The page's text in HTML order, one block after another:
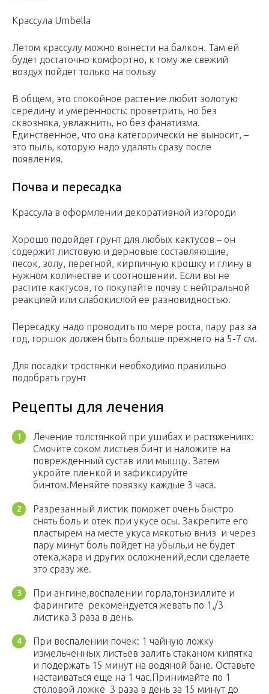
Крассула Umbella
Летом крассулу можно вынести на балкон. Там ей
будет достаточно комфортно, к тому же свежий
воздух пойдет только на пользу
В общем, это спокойное растение любит золотую
середину и умеренность: проветрить, но без
сквозняка, увлажнить, но без фанатизма.
Единственное, что она категорически не выносит, –
это пыль, которую надо удалять сразу после
появления.
Почва и пересадка
Крассула в оформлении декоративной изгороди
Хорошо подойдет грунт для любых кактусов – он
содержит листовую и дерновые составляющие,
песок, золу, перегной, кирпичную крошку и глину в
нужном количестве и соотношении. Если вы не
растите кактусов, то покупайте почву с нейтральной
реакцией или слабокислой ее разновидностью.
Пересадку надо проводить по мере роста, пару раз за
год, горшок должен быть больше прежнего на 5-7 см.
Для посадки тростянки необходимо правильно
подобрать грунт
Рецепты для лечения
Лечение толстянкой при ушибах и растяжениях:
Смочите соком листьев бинт и наложите на
поврежденный сустав или мышцу. Затем
укройте пленкой и зафиксируйте
бинтом.Меняйте повязку каждые 3 часа.
Разрезанный листик поможет очень быстро
снять боль и отек при укусе осы. Закрепите его
пластырем на месте укуса мякотью вниз и через
пару минут боль пойдет на убыль,и не будет
отека,жара и других осложнений,если сделаете
это сразу же.
При ангине,воспалении горла,тонзиллите и
фарингите рекомендуется жевать по 1,/3
листика 3 раза в день.
При воспалении почек: 1 чайную ложку
измельченных листьев залить стаканом кипятка
и подержать 15 минут на водяной бане. Оставьте
настаиваться еще на 1 час.Принимайте по 1
столовой ложке 3 раза в день за 15 минут до